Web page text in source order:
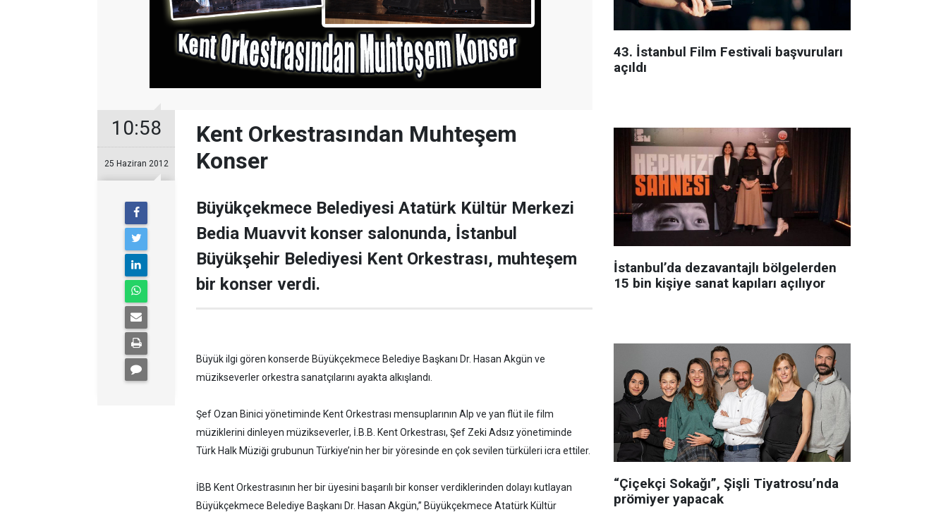
10:58
25 Haziran 2012
Kent Orkestrasından Muhteşem
Konser
Büyükçekmece Belediyesi Atatürk Kültür Merkezi
Bedia Muavvit konser salonunda, İstanbul
Büyükşehir Belediyesi Kent Orkestrası, muhteşem
bir konser verdi.
Büyük ilgi gören konserde Büyükçekmece Belediye Başkanı Dr. Hasan Akgün ve
müzikseverler orkestra sanatçılarını ayakta alkışlandı.
Şef Ozan Binici yönetiminde Kent Orkestrası mensuplarının Alp ve yan flüt ile film
müziklerini dinleyen müzikseverler, İ.B.B. Kent Orkestrası, Şef Zeki Adsız yönetiminde
Türk Halk Müziği grubunun Türkiye’nin her bir yöresinde en çok sevilen türküleri icra ettiler.
İBB Kent Orkestrasının her bir üyesini başarılı bir konser verdiklerinden dolayı kutlayan
Büyükçekmece Belediye Başkanı Dr. Hasan Akgün,” Büyükçekmece Atatürk Kültür
43. İstanbul Film Festivali başvuruları
açıldı
İstanbul’da dezavantajlı bölgelerden
15 bin kişiye sanat kapıları açılıyor
“Çiçekçi Sokağı”, Şişli Tiyatrosu’nda
prömiyer yapacak